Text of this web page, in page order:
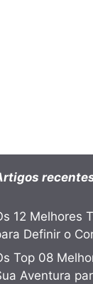
12 Melhores
Definir o
Top 08
Aventura